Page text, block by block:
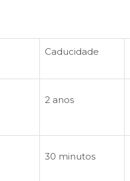
Caducidade
2 anos
30 minutos